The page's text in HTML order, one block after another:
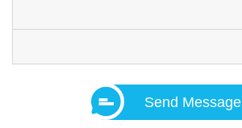
Send Message